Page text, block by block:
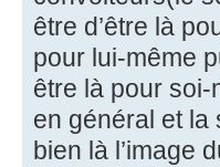
être d’être là
pour lui-même
être là pour soi-
en général et la
bien là l’image